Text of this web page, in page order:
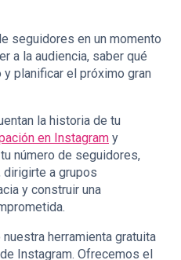
seguidores en un momento
a la audiencia, saber qué
planificar el próximo gran
la historia de tu
en Instagram y
número de seguidores,
dirigirte a grupos
y construir una
herramienta gratuita
Instagram. Ofrecemos el